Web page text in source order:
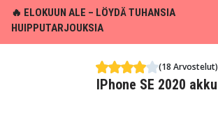
🔥 ELOKUUN ALE – LÖYDÄ TUHANSIA
HUIPPUTARJOUKSIA
(18 Arvostelut)
IPhone SE 2020 akku